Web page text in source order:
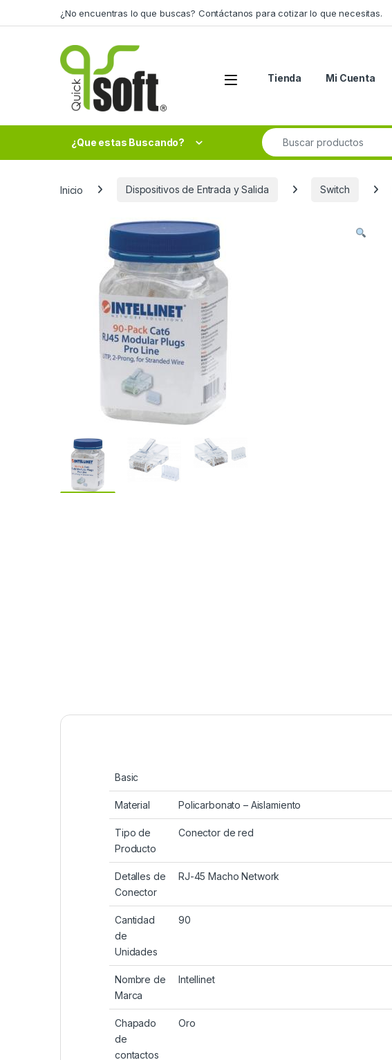
¿No encuentras lo que buscas? Contáctanos para cotizar lo que necesitas.
Tienda Mi Cuenta
¿Que estas Buscando?
Search for:
Inicio Dispositivos de Entrada y Salida Switch
Basic
Material Policarbonato – Aislamiento
Tipo de
Producto
Conector de red
Detalles de
Conector
RJ-45 Macho Network
Cantidad
de
Unidades
90
Nombre de
Marca
Intellinet
Chapado
de
contactos
Oro